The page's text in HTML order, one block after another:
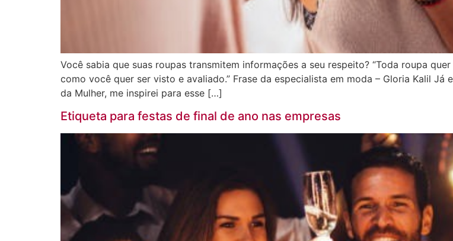
Você sabia que suas roupas transmitem informações a seu respeito? “Toda roupa
como você quer ser visto e avaliado.” Frase da especialista em moda – Gloria Kalil
da Mulher, me inspirei para esse […]
Etiqueta para festas de final de ano nas empresas